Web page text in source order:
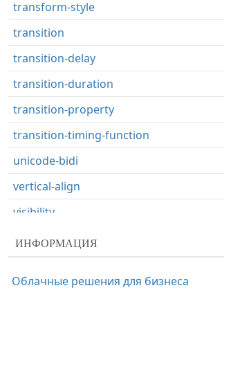
transform-style
transition
transition-delay
transition-duration
transition-property
transition-timing-function
unicode-bidi
vertical-align
visibility
white-space
width
ИНФОРМАЦИЯ
Облачные решения для бизнеса